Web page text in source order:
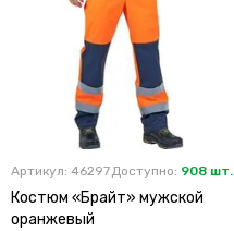
Артикул: 46297Доступно: 908 шт.
Костюм «Брайт» мужской
оранжевый